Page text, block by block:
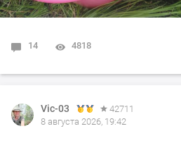
14 4818
Vic-03
42711
8 августа 2026, 19:42